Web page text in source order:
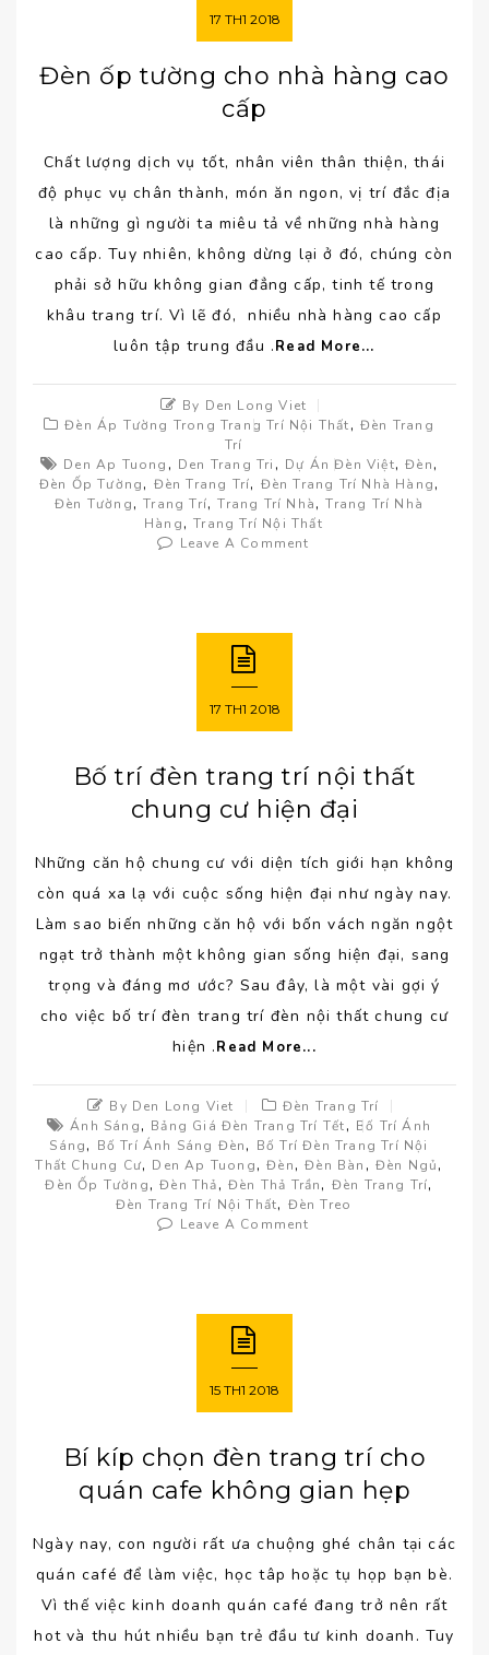
17 TH1 2018
Đèn ốp tường cho nhà hàng cao
cấp
Chất lượng dịch vụ tốt, nhân viên thân thiện, thái
độ phục vụ chân thành, món ăn ngon, vị trí đắc địa
là những gì người ta miêu tả về những nhà hàng
cao cấp. Tuy nhiên, không dừng lại ở đó, chúng còn
phải sở hữu không gian đẳng cấp, tinh tế trong
khâu trang trí. Vì lẽ đó, nhiều nhà hàng cao cấp
luôn tập trung đầu .Read More...
By Den Long Viet
Đèn Áp Tường Trong Trang Trí Nội Thất,Đèn Trang
Trí
Den Ap Tuong , Den Trang Tri , Dự Án Đèn Việt,Đèn,
Đèn Ốp Tường, Đèn Trang Trí, Đèn Trang Trí Nhà Hàng,
Đèn Tường,Trang Trí,Trang Trí Nhà,Trang Trí Nhà
Hàng,Trang Trí Nội Thất
Leave A Comment
17 TH1 2018
Bố trí đèn trang trí nội thất
chung cư hiện đại
Những căn hộ chung cư với diện tích giới hạn không
còn quá xa lạ với cuộc sống hiện đại như ngày nay.
Làm sao biến những căn hộ với bốn vách ngăn ngột
ngạt trở thành một không gian sống hiện đại, sang
trọng và đáng mơ ước? Sau đây, là một vài gợi ý
cho việc bố trí đèn trang trí đèn nội thất chung cư
hiện .Read More...
By Den Long Viet
Đèn Trang Trí
Ánh Sáng, Bảng Giá Đèn Trang Trí Tết, Bố Trí Ánh
Sáng, Bố Trí Ánh Sáng Đèn, Bố Trí Đèn Trang Trí Nội
Thất Chung Cư, Den Ap Tuong,Đèn,Đèn Bàn ,Đèn Ngủ,
Đèn Ốp Tường,Đèn Thả, Đèn Thả Trần, Đèn Trang Trí,
Đèn Trang Trí Nội Thất, Đèn Treo
Leave A Comment
15 TH1 2018
Bí kíp chọn đèn trang trí cho
quán cafe không gian hẹp
Ngày nay, con người rất ưa chuộng ghé chân tại các
quán café để làm việc, học tâp hoặc tụ họp bạn bè.
Vì thế việc kinh doanh quán café đang trở nên rất
hot và thu hút nhiều bạn trẻ đầu tư kinh doanh. Tuy